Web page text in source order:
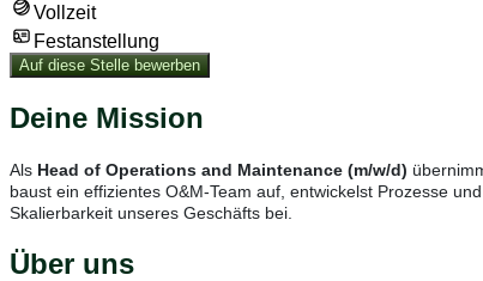
Vollzeit
Festanstellung
Auf diese Stelle bewerben
Deine Mission
Als Head of Operations and Maintenance (m/w/d)
baust ein effizientes O&M-Team auf, entwickelst Prozesse
Skalierbarkeit unseres Geschäfts bei.
Über uns